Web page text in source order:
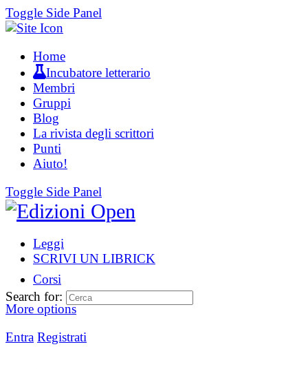
Toggle Side Panel
Home
Incubatore letterario
Membri
Gruppi
Blog
La rivista degli scrittori
Punti
Aiuto!
Toggle Side Panel
Leggi
SCRIVI UN LIBRICK
Corsi
More options
Entra Registrati
Search for: